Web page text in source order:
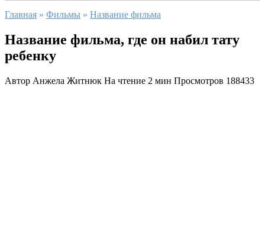
Главная » Фильмы » Название фильма
Название фильма, где он набил тату
ребенку
Автор Анжела Житнюк На чтение 2 мин Просмотров 188433